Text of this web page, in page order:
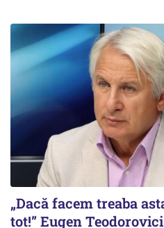
„Dacă facem treaba
tot!” Eugen